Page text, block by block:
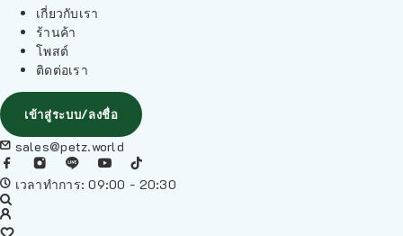
เกี่ยวกับเรา
ร้านค้า
โพสต์
ติดต่อเรา
เข้าสู่ระบบ/ลงชื่อ
sales@petz.world
เวลาทำการ: 09:00 - 20:30